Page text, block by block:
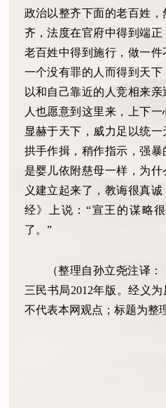
政治以整齐下面的老百姓
齐，法度在官府中得到端
老百姓中得到施行，做一
一个没有罪的人而得到天
以和自己靠近的人竞相来
人也愿意到这里来，上下
显赫于天下，威力足以统
拱手作揖，稍作指示，强
是婴儿依附慈母一样，为
义建立起来了，教诲很真
经》上说：“宣王的谋略
了。”
（整理自孙立尧注译
三民书局2012年版。经义
不代表本网观点；标题为整